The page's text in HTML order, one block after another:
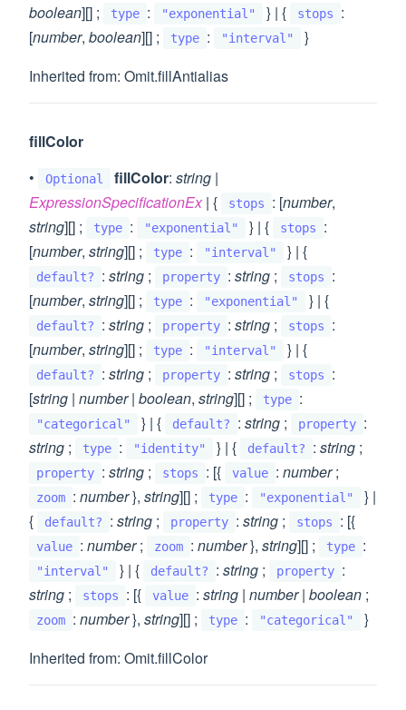
boolean][] ; type : "exponential" } | { stops
:
[number, boolean][] ; type : "interval"
}
Inherited from: Omit.fillAntialias
fillColor
•
Optional fillColor: string |
ExpressionSpecificationEx| { stops : [number,
string][] ; type : "exponential" } | { stops
:
[number, string][] ; type : "interval" } | {
default? : string ; property : string ; stops
:
[number, string][] ; type : "exponential" } | {
default? : string ; property : string ; stops
:
[number, string][] ; type : "interval" } | {
default? : string ; property : string ; stops
:
[string | number| boolean, string][] ; type :
"categorical" } | { default? : string ; property :
string ; type : "identity" } | { default? : string ;
property : string ; stops : [{ value : number;
zoom : number}, string][] ; type : "exponential"
} |
{
default? : string ; property : string ; stops : [{
value : number; zoom : number}, string][] ; type :
"interval" } | { default? : string ; property :
string ; stops : [{ value : string | number| boolean ;
zoom : number}, string][] ; type : "categorical"
}
Inherited from: Omit.fillColor